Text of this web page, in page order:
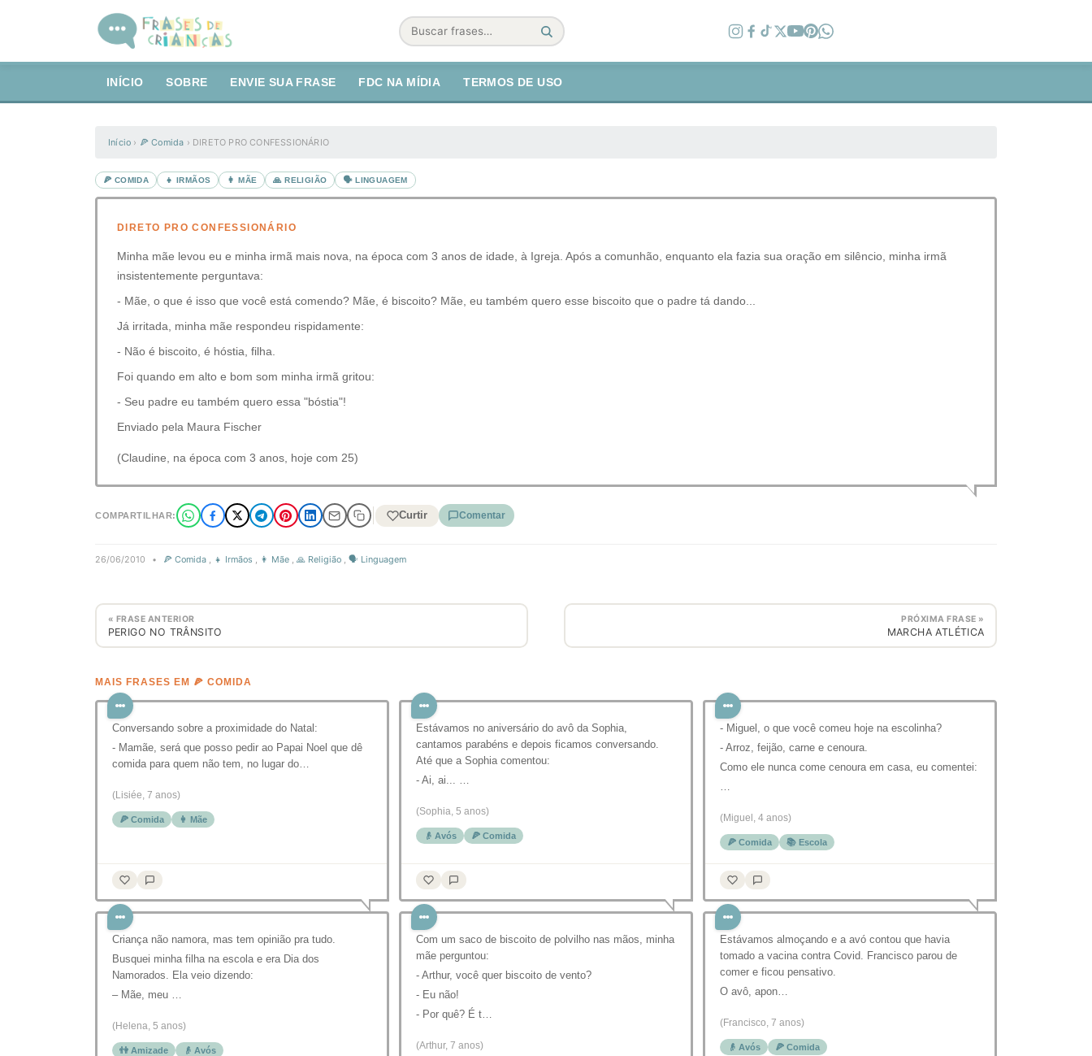
Buscar
INÍCIO SOBRE ENVIE SUA FRASE FDC NA MÍDIA TERMOS DE USO
Início › 🍕 Comida › DIRETO PRO CONFESSIONÁRIO
🍕 COMIDA 👧 IRMÃOS 👩 MÃE 🙏 RELIGIÃO 🗣️ LINGUAGEM
DIRETO PRO CONFESSIONÁRIO
Minha mãe levou eu e minha irmã mais nova, na época com 3 anos de idade, à Igreja. Após a comunhão, enquanto ela fazia sua oração em silêncio, minha irmã
insistentemente perguntava:
- Mãe, o que é isso que você está comendo? Mãe, é biscoito? Mãe, eu também quero esse biscoito que o padre tá dando...
Já irritada, minha mãe respondeu rispidamente:
- Não é biscoito, é hóstia, filha.
Foi quando em alto e bom som minha irmã gritou:
- Seu padre eu também quero essa "bóstia"!
Enviado pela Maura Fischer
(Claudine, na época com 3 anos, hoje com 25)
COMPARTILHAR: Curtir Comentar
26/06/2010 • 🍕 Comida , 👧 Irmãos , 👩 Mãe , 🙏 Religião , 🗣️ Linguagem
« FRASE ANTERIOR
PERIGO NO TRÂNSITO
PRÓXIMA FRASE »
MARCHA ATLÉTICA
MAIS FRASES EM 🍕 COMIDA
Conversando sobre a proximidade do Natal:
- Mamãe, será que posso pedir ao Papai Noel que dê
comida para quem não tem, no lugar do…
(Lisiée, 7 anos)
🍕 Comida 👩 Mãe
Estávamos no aniversário do avô da Sophia,
cantamos parabéns e depois ficamos conversando.
Até que a Sophia comentou:
- Ai, ai... …
(Sophia, 5 anos)
👴 Avós 🍕 Comida
- Miguel, o que você comeu hoje na escolinha?
- Arroz, feijão, carne e cenoura.
Como ele nunca come cenoura em casa, eu comentei:
…
(Miguel, 4 anos)
🍕 Comida 📚 Escola
Criança não namora, mas tem opinião pra tudo.
Busquei minha filha na escola e era Dia dos
Namorados. Ela veio dizendo:
– Mãe, meu …
(Helena, 5 anos)
👫 Amizade 👴 Avós
Com um saco de biscoito de polvilho nas mãos, minha
mãe perguntou:
- Arthur, você quer biscoito de vento?
- Eu não!
- Por quê? É t…
(Arthur, 7 anos)
Estávamos almoçando e a avó contou que havia
tomado a vacina contra Covid. Francisco parou de
comer e ficou pensativo.
O avô, apon…
(Francisco, 7 anos)
👴 Avós 🍕 Comida